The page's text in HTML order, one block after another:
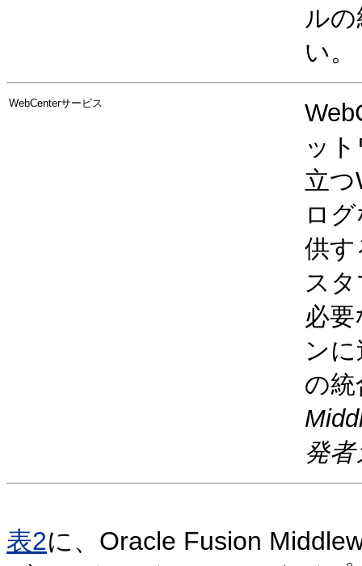
ル
い。
WebCenterサービス
ッ
立つ
ロ
供す
ス
必
ン
の
発
表2に、Oracle Fusion